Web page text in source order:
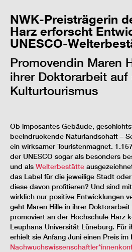
NWK-Preisträgerin
Harz erforscht
UNESCO-
Promovendin Maren
ihrer Doktorarbeit auf
Kulturtourismus
Ob imposantes Gebäude,
beeindruckende Naturlandschaft –
ein wirksamer Touristenmagnet.
der UNESCO sogar als besonders
und als Welterbestätte
das Label für die jeweilige Stadt
diese davon profitieren? Und sind
wirklich nur positive Entwicklungen
geht Maren Hille in ihrer
promoviert an der Hochschule Harz
Leuphana Universität Lüneburg. Für
erhielt sie Anfang Juni einen Preis im